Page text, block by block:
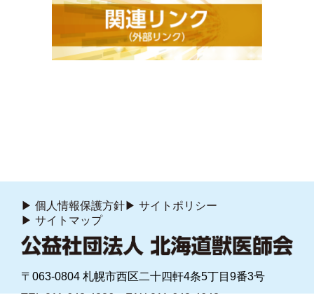
個人情報保護方針
サイトポリシー
サイトマップ
〒063-0804 札幌市西区二十四軒4条5丁目9番3号
TEL:011-642-4826
FAX:011-642-4642